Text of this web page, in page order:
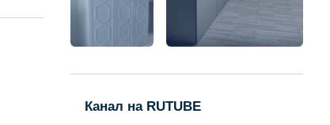
Канал на RUTUBE